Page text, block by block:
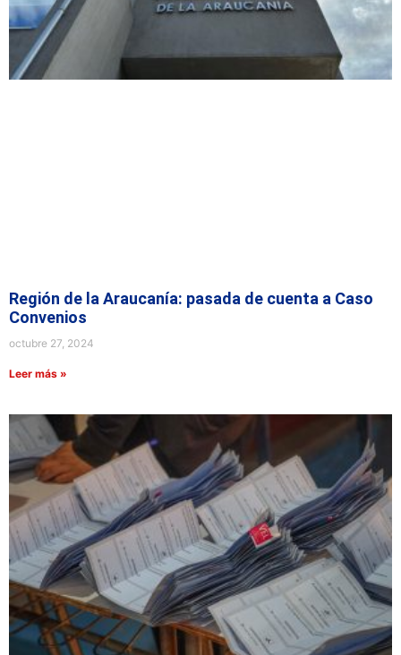
Región de la Araucanía: pasada de cuenta a Caso
Convenios
octubre 27, 2024
Leer más »